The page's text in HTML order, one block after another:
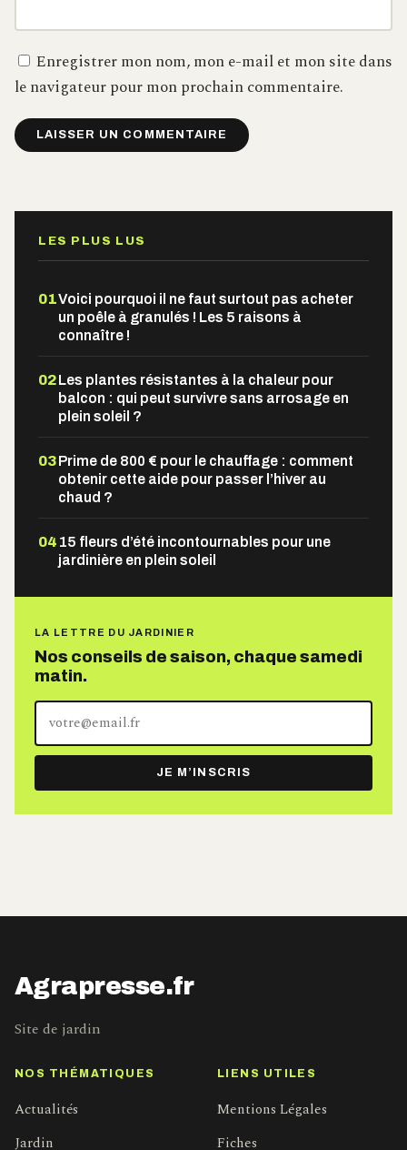
Enregistrer mon nom, mon e-mail et mon site dans
le navigateur pour mon prochain commentaire.
LES PLUS LUS
01Voici pourquoi il ne faut surtout pas acheter
un poêle à granulés ! Les 5 raisons à
connaître !
02Les plantes résistantes à la chaleur pour
balcon : qui peut survivre sans arrosage en
plein soleil ?
03Prime de 800 € pour le chauffage : comment
obtenir cette aide pour passer l’hiver au
chaud ?
04 15 fleurs d’été incontournables pour une
jardinière en plein soleil
LA LETTRE DU JARDINIER
Nos conseils de saison, chaque samedi
matin.
Votre
adresse
e-
mail
JE M’INSCRIS
Agrapresse.fr
Site de jardin
NOS THÉMATIQUES
Actualités
Jardin
LIENS UTILES
Mentions Légales
Fiches